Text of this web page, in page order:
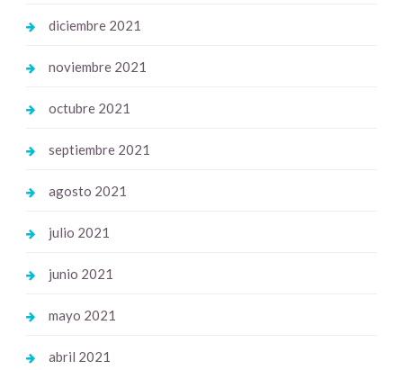
diciembre 2021
noviembre 2021
octubre 2021
septiembre 2021
agosto 2021
julio 2021
junio 2021
mayo 2021
abril 2021